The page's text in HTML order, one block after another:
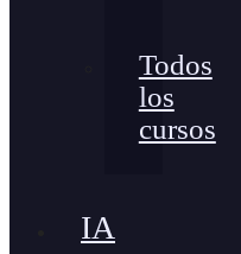
Todos
los
cursos
IA